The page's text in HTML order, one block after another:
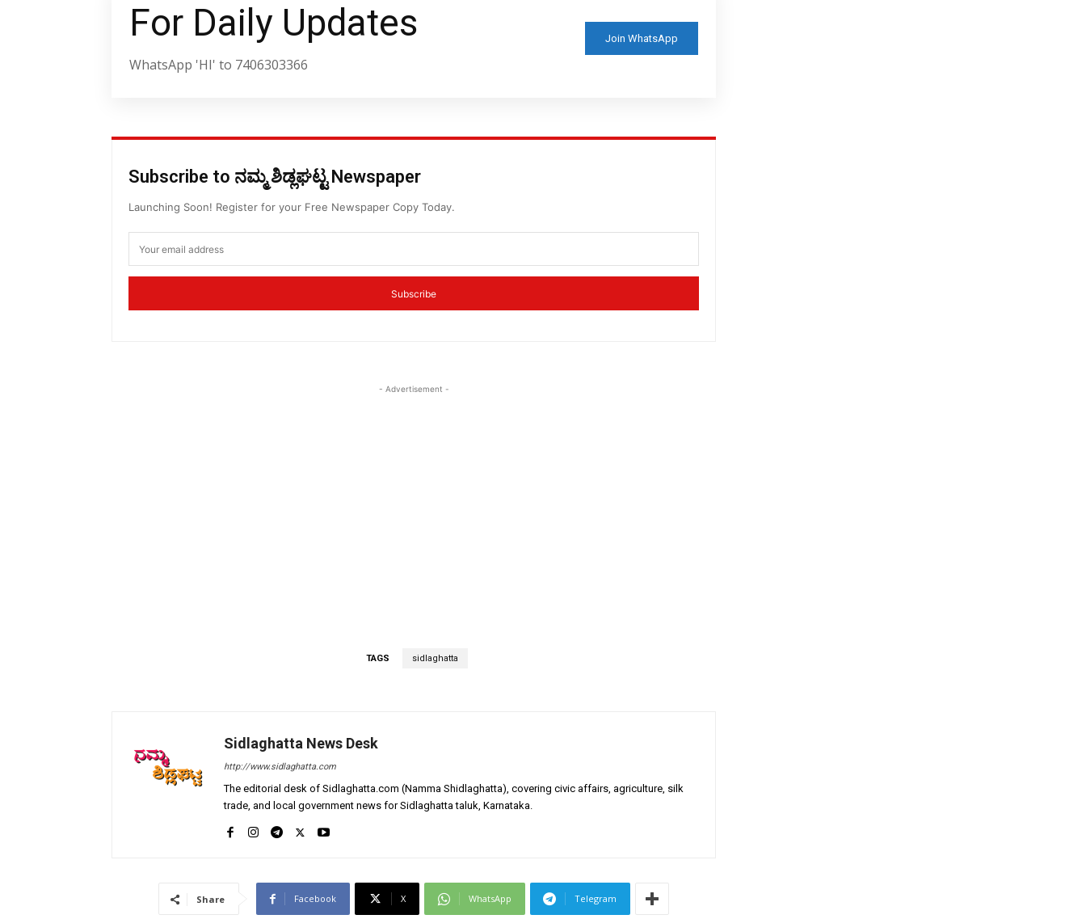
For Daily Updates
WhatsApp 'HI' to 7406303366
Join WhatsApp
Subscribe to ನಮ್ಮ ಶಿಡ್ಲಘಟ್ಟ Newspaper
Launching Soon! Register for your Free Newspaper Copy Today.
Subscribe
- Advertisement -
TAGS sidlaghatta
Sidlaghatta News Desk
http://www.sidlaghatta.com
The editorial desk of Sidlaghatta.com (Namma Shidlaghatta), covering civic affairs, agriculture, silk
trade, and local government news for Sidlaghatta taluk, Karnataka.
Share Facebook X WhatsApp Telegram